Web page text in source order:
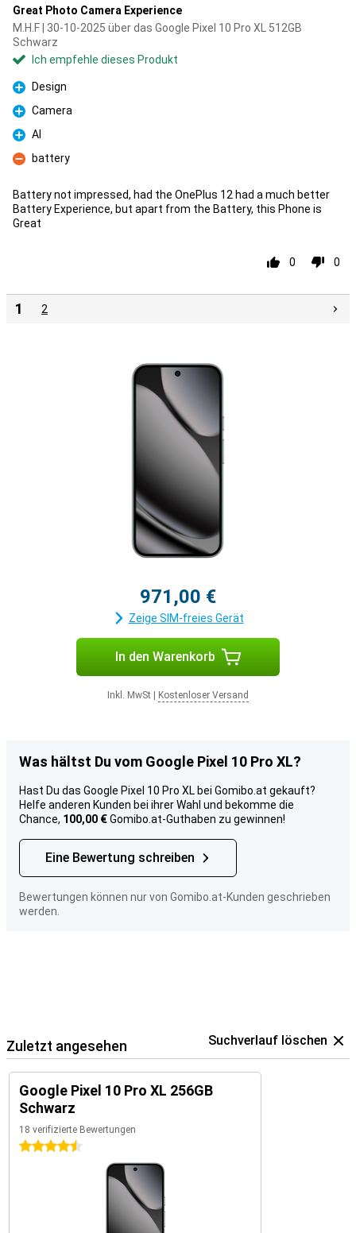
Great Photo Camera Experience
M.H.F | 30-10-2025 über das Google Pixel 10 Pro XL 512GB
Schwarz
Ich empfehle dieses Produkt
Pro
Design
Pro
Camera
Pro
AI
Kontra
battery
Battery not impressed, had the OnePlus 12 had a much better
Battery Experience, but apart from the Battery, this Phone is
Great
0 0
1 2
971,00 €
Zeige SIM-freies Gerät
In den Warenkorb
Inkl. MwSt Kostenloser Versand
Was hältst Du vom Google Pixel 10 Pro XL?
Hast Du das Google Pixel 10 Pro XL bei Gomibo.at gekauft?
Helfe anderen Kunden bei ihrer Wahl und bekomme die
Chance, 100,00 €Gomibo.at-Guthaben zu gewinnen!
Eine Bewertung schreiben
Bewertungen können nur von Gomibo.at-Kunden geschrieben
werden.
Zuletzt angesehen Suchverlauf löschen
Google Pixel 10 Pro XL 256GB
Schwarz
18 verifizierte Bewertungen
4.5 Sterne